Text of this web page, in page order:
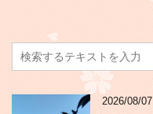
2026/08/07